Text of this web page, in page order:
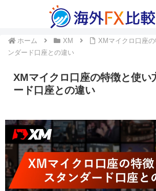
ホーム XM
XMマイクロ口座
ンダード口座との違い
XMマイクロ口座の特徴と使い
ード口座との違い